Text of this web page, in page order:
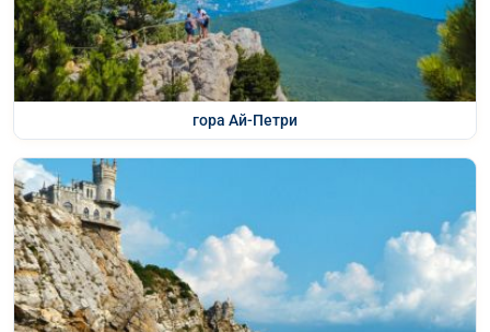
гора Ай-Петри